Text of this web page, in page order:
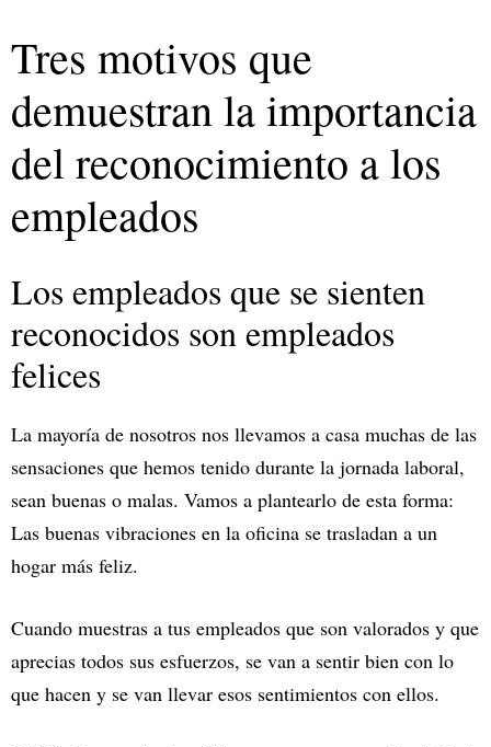
Tres motivos que
demuestran la importancia
del reconocimiento a los
empleados
Los empleados que se sienten
reconocidos son empleados
felices
La mayoría de nosotros nos llevamos a casa muchas de las
sensaciones que hemos tenido durante la jornada laboral,
sean buenas o malas. Vamos a plantearlo de esta forma:
Las buenas vibraciones en la oficina se trasladan a un
hogar más feliz.
Cuando muestras a tus empleados que son valorados y que
aprecias todos sus esfuerzos, se van a sentir bien con lo
que hacen y se van llevar esos sentimientos con ellos.